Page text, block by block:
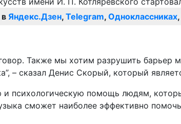
Яндекс.Дзен, Telegram, Одноклассниках,
Также мы хотим разрушить
– сказал Денис Скорый, который
психологическую помощь людям,
сможет наиболее эффективно